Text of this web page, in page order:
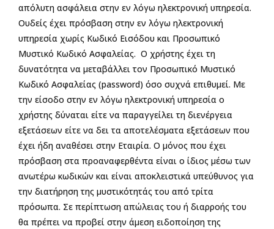
απόλυτη ασφάλεια στην εν λόγω ηλεκτρονική υπηρεσία.
Ουδείς έχει πρόσβαση στην εν λόγω ηλεκτρονική
υπηρεσία χωρίς Κωδικό Εισόδου και Προσωπικό
Μυστικό Κωδικό Ασφαλείας. Ο χρήστης έχει τη
δυνατότητα να μεταβάλλει τον Προσωπικό Μυστικό
Κωδικό Ασφαλείας (password) όσο συχνά επιθυμεί. Με
την είσοδο στην εν λόγω ηλεκτρονική υπηρεσία ο
χρήστης δύναται είτε να παραγγείλει τη διενέργεια
εξετάσεων είτε να δει τα αποτελέσματα εξετάσεων που
έχει ήδη αναθέσει στην Εταιρία. Ο μόνος που έχει
πρόσβαση στα προαναφερθέντα είναι ο ίδιος μέσω των
ανωτέρω κωδικών και είναι αποκλειστικά υπεύθυνος για
την διατήρηση της μυστικότητάς του από τρίτα
πρόσωπα. Σε περίπτωση απώλειας του ή διαρροής του
θα πρέπει να προβεί στην άμεση ειδοποίηση της